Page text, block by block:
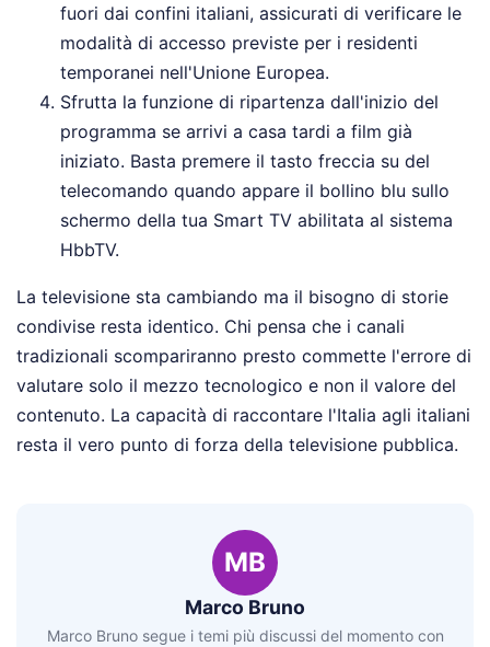
fuori dai confini italiani, assicurati di verificare le
modalità di accesso previste per i residenti
temporanei nell'Unione Europea.
Sfrutta la funzione di ripartenza dall'inizio del
programma se arrivi a casa tardi a film già
iniziato. Basta premere il tasto freccia su del
telecomando quando appare il bollino blu sullo
schermo della tua Smart TV abilitata al sistema
HbbTV.
La televisione sta cambiando ma il bisogno di storie
condivise resta identico. Chi pensa che i canali
tradizionali scompariranno presto commette l'errore di
valutare solo il mezzo tecnologico e non il valore del
contenuto. La capacità di raccontare l'Italia agli italiani
resta il vero punto di forza della televisione pubblica.
MB
Marco Bruno
Marco Bruno segue i temi più discussi del momento con